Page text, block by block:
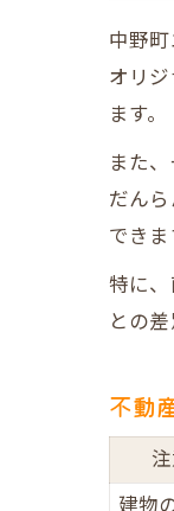
中野
オリ
ます。
また
だん
できま
特に
との
不動